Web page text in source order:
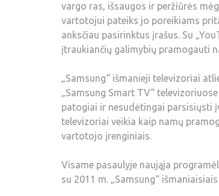
vargo ras, išsaugos ir peržiūrės
vartotojui pateiks jo poreikiams
anksčiau pasirinktus įrašus. Su
įtraukiančių galimybių pramogauti
„Samsung“ išmanieji televizoriai
„Samsung Smart TV“
patogiai ir nesudėtingai parsisiųsti
televizoriai veikia kaip namų
vartotojo įrenginiais.
Visame pasaulyje naująja
su 2011 m. „Samsung“